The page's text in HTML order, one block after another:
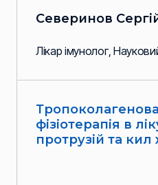
Северинов
Лікар імунолог,
фізіотерапія в
протрузій та кил